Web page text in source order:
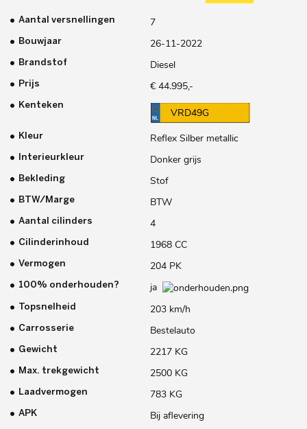
Aantal versnellingen 7
Bouwjaar 26-11-2022
Brandstof Diesel
Prijs € 44.995,-
Kenteken
VRD49G
Kleur Reflex Silber metallic
Interieurkleur Donker grijs
Bekleding Stof
BTW/Marge BTW
Aantal cilinders 4
Cilinderinhoud 1968 CC
Vermogen 204 PK
100% onderhouden? ja
Topsnelheid 203 km/h
Carrosserie Bestelauto
Gewicht 2217 KG
Max. trekgewicht 2500 KG
Laadvermogen 783 KG
APK Bij aflevering